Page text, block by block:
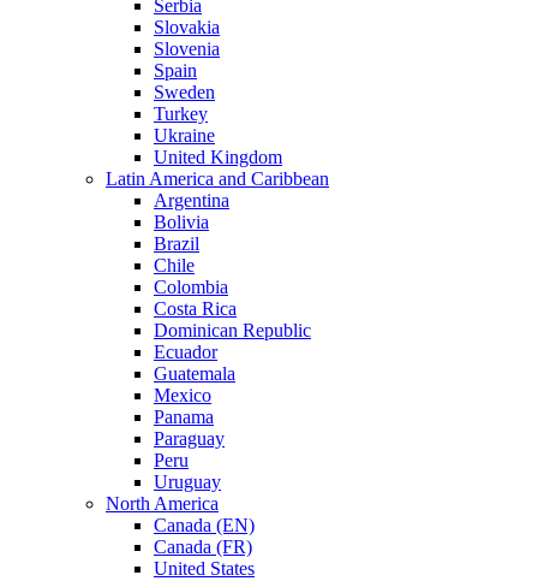
Serbia
Slovakia
Slovenia
Spain
Sweden
Turkey
Ukraine
United Kingdom
Latin America and Caribbean
Argentina
Bolivia
Brazil
Chile
Colombia
Costa Rica
Dominican Republic
Ecuador
Guatemala
Mexico
Panama
Paraguay
Peru
Uruguay
North America
Canada (EN)
Canada (FR)
United States